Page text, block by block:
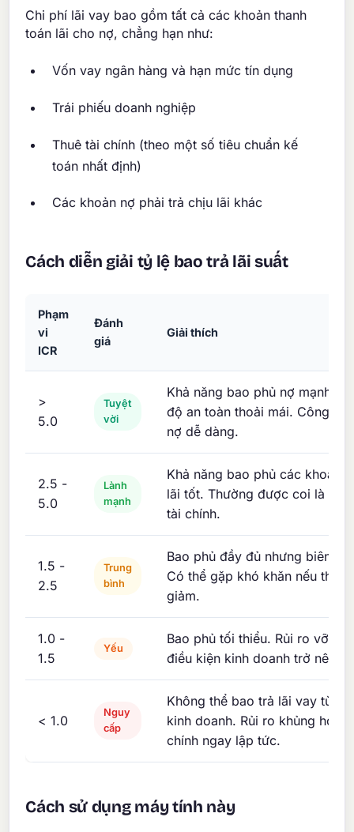
Chi phí lãi vay bao gồm tất cả các khoản thanh
toán lãi cho nợ, chẳng hạn như:
Vốn vay ngân hàng và hạn mức tín dụng
Trái phiếu doanh nghiệp
Thuê tài chính (theo một số tiêu chuẩn kế
toán nhất định)
Các khoản nợ phải trả chịu lãi khác
Cách diễn giải tỷ lệ bao trả lãi suất
Phạm
vi
ICR
Đánh
giá
Giải thích
>
5.0
Tuyệt
vời
Khả năng bao phủ nợ mạnh
độ an toàn thoải mái. Công ty
nợ dễ dàng.
2.5 -
5.0
Lành
mạnh
Khả năng bao phủ các khoản
lãi tốt. Thường được coi là ổn
tài chính.
1.5 -
2.5
Trung
bình
Bao phủ đầy đủ nhưng biên
Có thể gặp khó khăn nếu thu
giảm.
1.0 -
1.5
Yếu
Bao phủ tối thiểu. Rủi ro vỡ nợ
điều kiện kinh doanh trở nên
< 1.0
Nguy
cấp
Không thể bao trả lãi vay từ
kinh doanh. Rủi ro khủng
chính ngay lập tức.
Cách sử dụng máy tính này